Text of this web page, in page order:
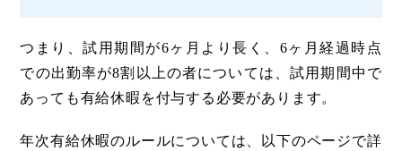
つまり、試用期間が6ヶ月より長く、6ヶ月経過時点
での出勤率が8割以上の者については、試用期間中で
あっても有給休暇を付与する必要があります。
年次有給休暇のルールについては、以下のページで詳